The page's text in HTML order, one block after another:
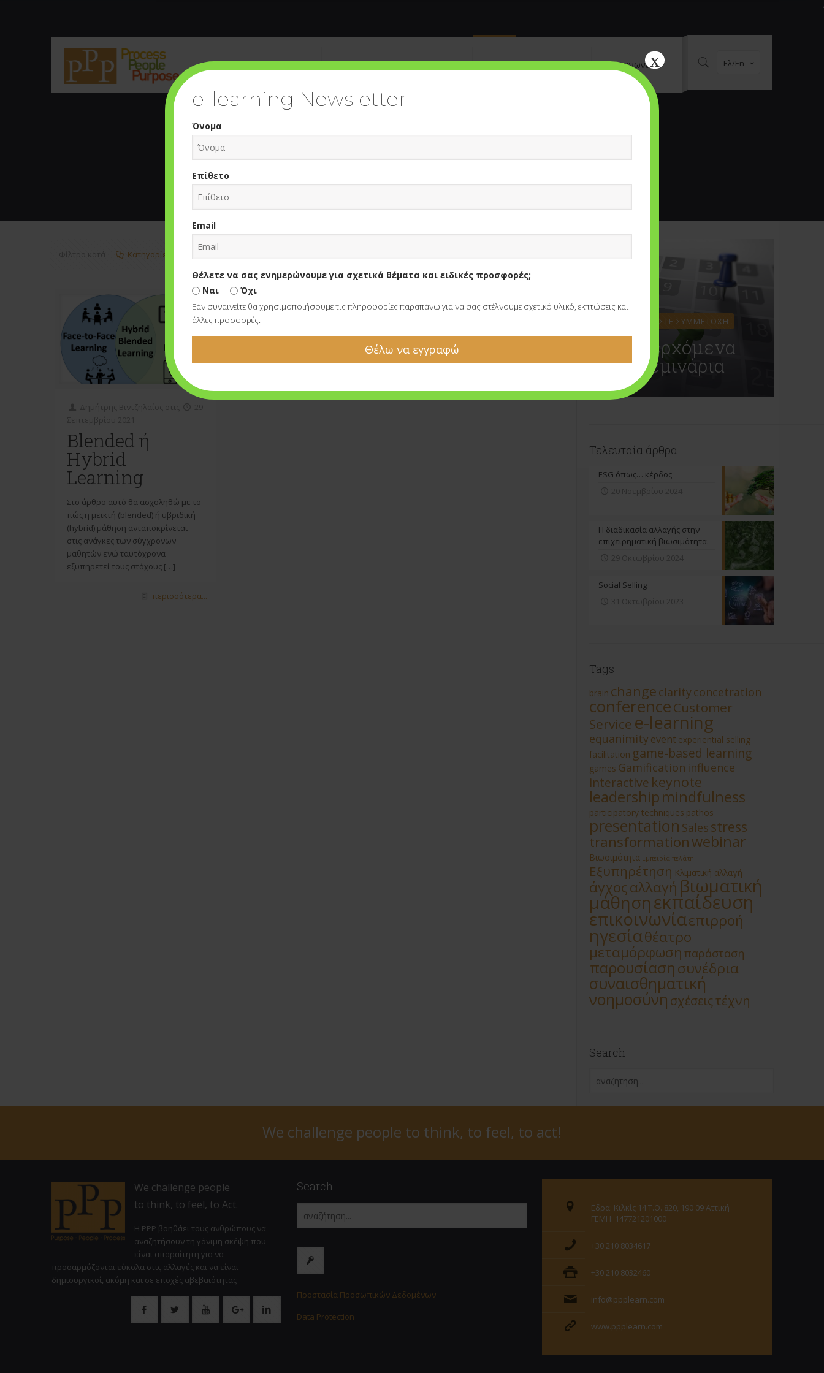
Εταιρεία Υπηρεσίες Digital Academy Εκδόσεις Blog Social Media Επικοινωνία Ελ/En
Κατηγορίες
Blended ή
Hybrid
Learning
Στο άρθρο αυτό θα ασχοληθώ με το
πώς η μεικτή (blended) ή υβριδική
(hybrid) μάθηση ανταποκρίνεται
στις ανάγκες των σύγχρονων
μαθητών ενώ ταυτόχρονα
εξυπηρετεί τους στόχους[…]
περισσότερα...
ΔΗΛΩΣΤΕ ΣΥΜΜΕΤΟΧΗ
Επερχόμενα
Σεμινάρια
Τελευταία άρθρα
ESG όπως… κέρδος
Η διαδικασία αλλαγής στην
επιχειρηματική βιωσιμότητα.
Social Selling
Tags
brain change clarityconcetration
conferenceCustomer
Service e-learning
equanimityevent experiential selling
facilitation game-based learning
games Gamification influence
interactive keynote
leadershipmindfulness
participatory techniques pathos
presentation Sales stress
transformationwebinar
Βιωσιμότητα Εμπειρία πελάτη
Εξυπηρέτηση Κλιματική αλλαγή
άγχοςαλλαγή βιωματική
μάθησηεκπαίδευση
επικοινωνίαεπιρροή
ηγεσίαθέατρο
μεταμόρφωση παράσταση
παρουσίασησυνέδρια
συναισθηματική
νοημοσύνη σχέσειςτέχνη
Search
We challenge people to think, to feel, to act!
We challenge people
to think, to feel, to Act.
Η PPP βοηθάει τους ανθρώπους να
αναζητήσουν τη γόνιμη σκέψη που
είναι απαραίτητη για να
προσαρμόζονται εύκολα στις αλλαγές και να είναι
δημιουργικοί, ακόμη και σε εποχές αβεβαιότητας
Search
Προστασία Προσωπικών Δεδομένων
Data Protection
Εδρα: Κιλκίς 14 Τ.Θ. 820, 190 09 Αττική
ΓΕΜΗ: 147721201000
+30 210 8034617
+30 210 8032460
info@ppplearn.com
www.ppplearn.com
e-learning Newsletter
Όνομα
Επίθετο
Email
Θέλετε να σας ενημερώνουμε για σχετικά θέματα και ειδικές προσφορές;
Ναι
Όχι
Εάν συναινείτε θα χρησιμοποιήσουμε τις πληροφορίες παραπάνω για να σας στέλνουμε σχετικό υλικό, εκπτώσεις και
άλλες προσφορές.
Θέλω να εγγραφώ
x